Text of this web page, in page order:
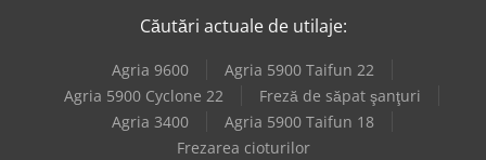
Căutări actuale de utilaje:
Agria 9600
Agria 5900 Taifun 22
Agria 5900 Cyclone 22
Freză de săpat şanţuri
Agria 3400
Agria 5900 Taifun 18
Frezarea cioturilor